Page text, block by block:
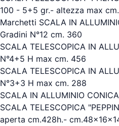
100 - 5+5 gr.- altezza max
Marchetti SCALA IN
Gradini N°12 cm. 360
SCALA TELESCOPICA IN
N°4+5 H max cm. 456
SCALA TELESCOPICA IN
N°3+3 H max cm. 288
SCALA IN ALLUMINIO
SCALA TELESCOPICA
aperta cm.428h.-